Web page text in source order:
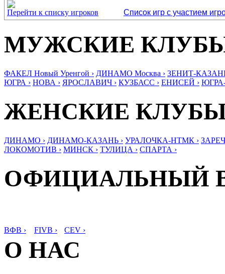
Перейти к списку игроков
Список игр с участием
МУЖСКИЕ
ФАКЕЛ Новый Уренгой › ДИНАМО Москва › ЗЕНИТ-
ЮГРА › НОВА › ЯРОСЛАВИЧ › КУЗБАСС › ЕНИСЕЙ ›
ЖЕНСКИЕ
ДИНАМО › ДИНАМО-КАЗАНЬ › УРАЛОЧКА-НТМК ›
ЛОКОМОТИВ › МИНСК › ТУЛИЦА › СПАРТА ›
ОФИЦИАЛЬНЫЙ
ВФВ › FIVB › CEV ›
О НАС